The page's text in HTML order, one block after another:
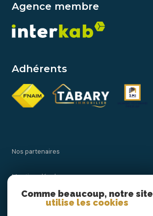
Agence membre
Adhérents
Nos partenaires
Mentions légales
Comme beaucoup, notre site
utilise les cookies